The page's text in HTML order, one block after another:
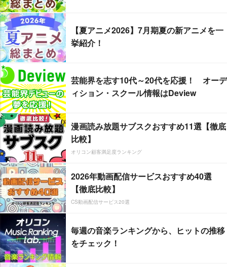
【夏アニメ2026】7月期夏の新アニメを一
挙紹介！
芸能界を志す10代～20代を応援！ オーデ
ィション・スクール情報はDeview
漫画読み放題サブスクおすすめ11選【徹底
比較】
オリコン顧客満足度ランキング
2026年動画配信サービスおすすめ40選
【徹底比較】
CS動画配信サービス20選
毎週の音楽ランキングから、ヒットの推移
をチェック！